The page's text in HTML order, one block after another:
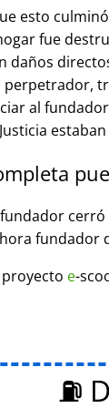
esto
fue
daños
perpetrador,
al fundador
fundador
proyecto e-
⛽